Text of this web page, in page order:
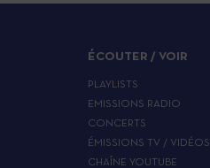
ÉCOUTER / VOIR
PLAYLISTS
EMISSIONS RADIO
CONCERTS
ÉMISSIONS TV / VIDÉOS
CHAÎNE YOUTUBE